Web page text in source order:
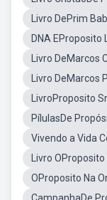
Livro DePrim
DNA EProposito
Livro DeMarcos
Livro DeMarcos
LivroProposito
PílulasDe
Vivendo a Vida
Livro
OProposito Na